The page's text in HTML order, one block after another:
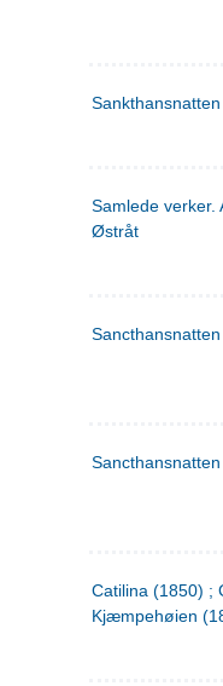
Sankthansnatten
Samlede verker.
Østråt
Sancthansnatten
Catilina (1850) ;
Kjæmpehøien